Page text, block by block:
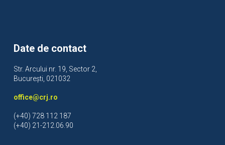
Date de contact
Str. Arcului nr. 19, Sector 2,
București, 021032
office@crj.ro
(+40) 728 112 187
(+40) 21-212.06.90